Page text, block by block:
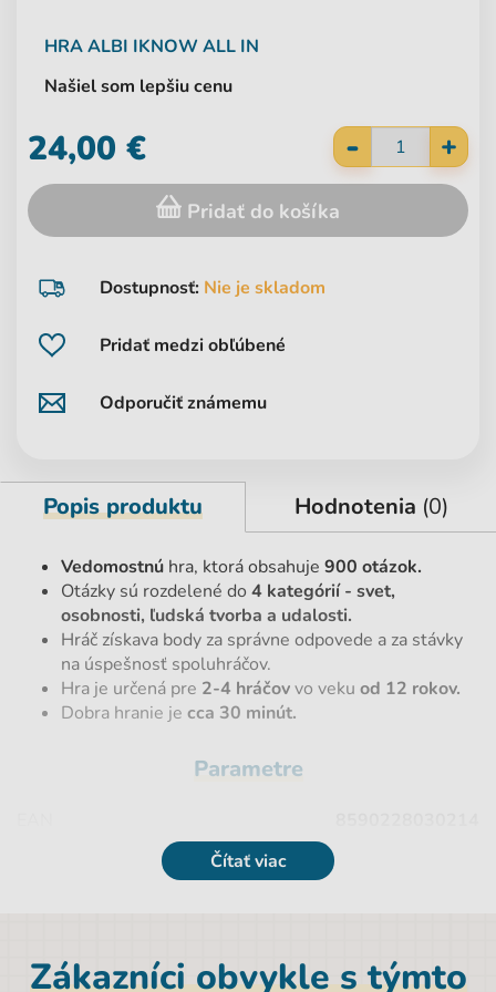
HRAALBI IKNOW ALL IN
Našiel som lepšiu cenu
Pridať medzi obľúbené
Odporučiť známemu
Dostupnosť: Nie je skladom
- +
24,00 €
Pridať do košíka
Popis produktu Hodnotenia (0)
Vedomostnú hra, ktorá obsahuje 900 otázok.
Otázky sú rozdelené do 4 kategórií- svet,
osobnosti, ľudská tvorba a udalosti.
Hráč získava body za správne odpovede a za stávky
na úspešnosť spoluhráčov.
Hra je určená pre 2-4 hráčovvo veku od 12 rokov.
Dobra hranie je cca 30 minút.
Parametre
Farba
viacfarebná
Čítať viac
Zákazníci obvykle s týmto